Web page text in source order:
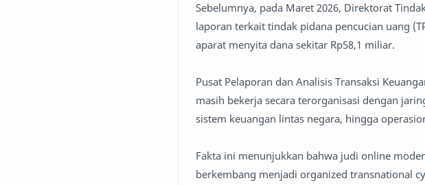
Sebelumnya, pada Maret 2026, Direktorat
laporan terkait tindak pidana pencucian uang
aparat menyita dana sekitar Rp58,1 miliar.
Pusat Pelaporan dan Analisis Transaksi
masih bekerja secara terorganisasi dengan
sistem keuangan lintas negara, hingga
Fakta ini menunjukkan bahwa judi online
berkembang menjadi organized transnational